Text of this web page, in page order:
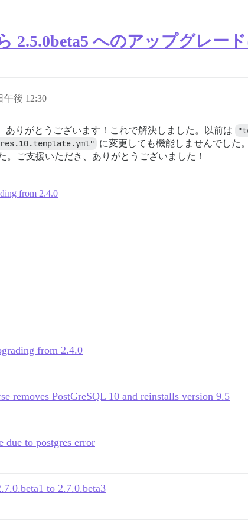
2.5.0beta5 へのアップグレー
午後 12:30
ありがとうございます！これで解決しました。以前は
に変更しても機能しませんでした
。ご支援いただき、ありがとうございました！
from 2.4.0
from 2.4.0
removes PostGreSQL 10 and reinstalls version 9.5
due to postgres error
to 2.7.0.beta3